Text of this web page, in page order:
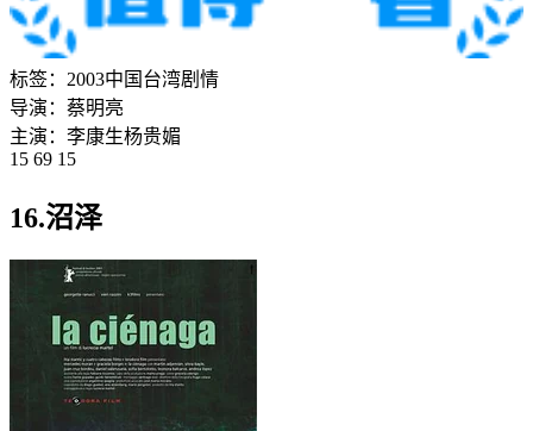
标签： 2003中国台湾剧情
导演： 蔡明亮
主演： 李康生杨贵媚
15 69 15
16.沼泽